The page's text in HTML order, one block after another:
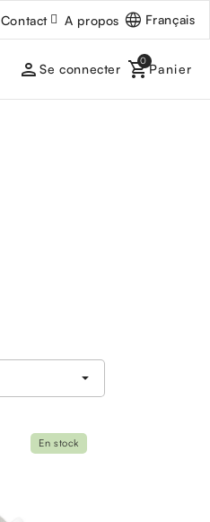
Contact A propos Français
personSe connecter

En stock